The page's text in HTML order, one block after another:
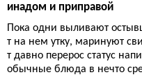
инадом и приправой
Пока одни выливают
т на нем утку, маринуют
т давно перерос статус
обычные блюда в нечто